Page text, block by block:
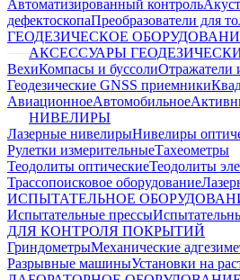
Автоматизированный контроль
дефектоскопаПреобразователи для
ГЕОДЕЗИЧЕСКОЕ
АКСЕССУАРЫ
ВехиКомпасы и буссолиОтражатели
Геодезические GNSS приемники
АвиационноеАвтомобильное
НИВЕЛИРЫ
Лазерные нивелирыНивелиры
Рулетки измерительныеТахеометры
Теодолиты оптическиеТеодолиты
Трассопоисковое оборудование
ИСПЫТАТЕЛЬНОЕ
Испытательные прессы
ДЛЯ КОНТРОЛЯ ПОКРЫТИЙ
ГриндометрыМеханические
Разрывные машиныУстановки на